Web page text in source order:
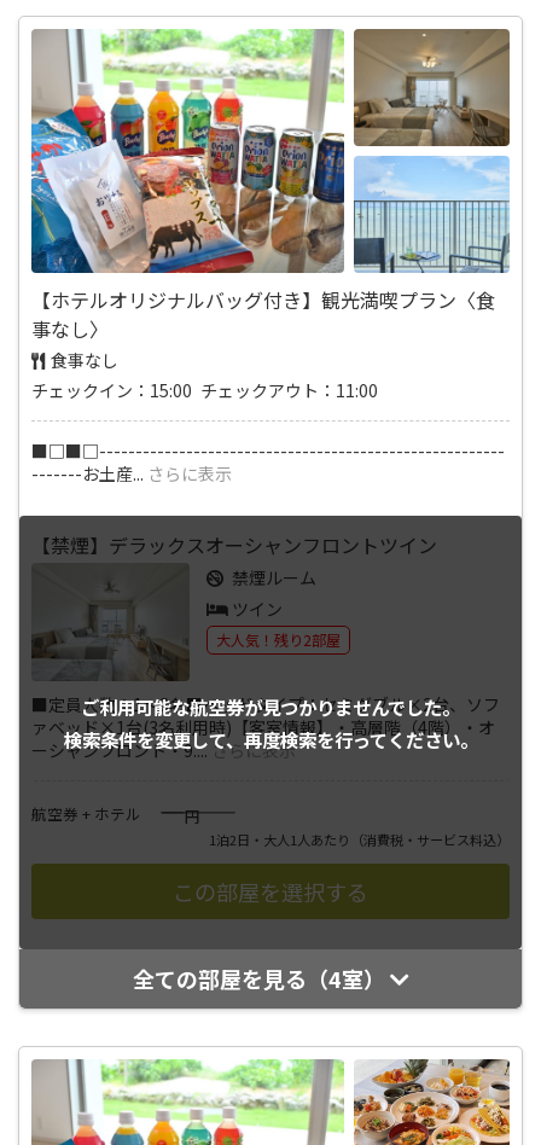
【ホテルオリジナルバッグ付き】観光満喫プラン〈食
事なし〉
食事なし
チェックイン：15:00 チェックアウト：11:00
■□■□--------------------------------------------------------
-------お土産... さらに表示
ご利用可能な航空券が見つかりませんでした。
検索条件を変更して、再度検索を行ってください。
【禁煙】デラックスオーシャンフロントツイン
禁煙ルーム
ツイン
大人気！残り2部屋
■定員人数：1～3名■ベッドタイプ：セミダブル×2台、ソフ
ァベッド×1台(3名利用時)【客室情報】・高層階（4階）・オ
ーシャンフロント・9.... さらに表示
航空券 + ホテル ――――円
1泊2日・大人1人あたり （消費税・サービス料込）
全ての部屋を見る（4室）